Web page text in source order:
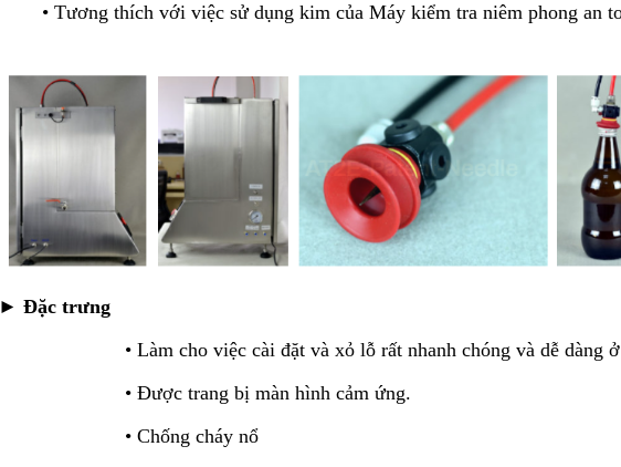
• Tương thích với việc sử dụng kim của Máy kiểm tra niêm phong an
► Đặc trưng
• Làm cho việc cài đặt và xỏ lỗ rất nhanh chóng và dễ dàng ở
• Được trang bị màn hình cảm ứng.
• Chống cháy nổ